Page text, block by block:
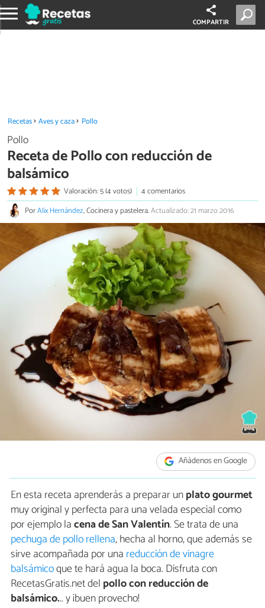
COMPARTIR
Recetas Aves y caza Pollo
Pollo
Receta de Pollo con reducción de
balsámico
Valoración: 5 (4 votos)
4 comentarios
PorAlix Hernández, Cocinera y pastelera.Actualizado: 21 marzo 2016
Añádenos en Google
En esta receta aprenderás a preparar unplato gourmet
muy original y perfecta para una velada especial como
por ejemplo lacena de San Valentín. Se trata de una
pechuga de pollo rellena, hecha al horno, que además se
sirve acompañada por una reducción de vinagre
balsámicoque te hará agua la boca. Disfruta con
RecetasGratis.net del pollo con reducción de
balsámico... y ¡buen provecho!